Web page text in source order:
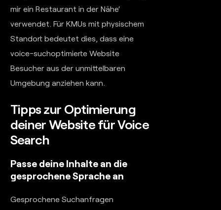
mir ein Restaurant in der Nähe‘
verwendet. Für KMUs mit physischem
Standort bedeutet dies, dass eine
voice-suchoptimierte Website
Besucher aus der unmittelbaren
Umgebung anziehen kann.
Tipps zur Optimierung
deiner Website für Voice
Search
Passe deine Inhalte an die
gesprochene Sprache an
Gesprochene Suchanfragen